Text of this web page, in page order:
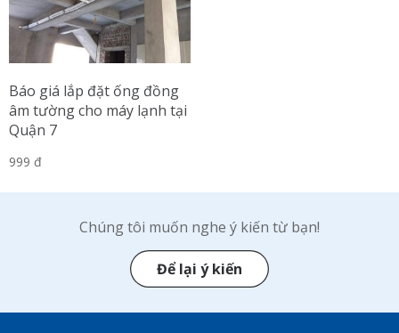
Báo giá lắp đặt ống đồng
âm tường cho máy lạnh tại
Quận 7
999 đ
Chúng tôi muốn nghe ý kiến từ bạn!
Để lại ý kiến